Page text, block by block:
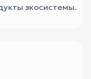
экосистемы.